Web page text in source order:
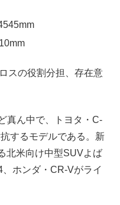
スの役割分担、存在意
真ん中で、トヨタ・C-
するモデルである。新
北米向け中型SUVよば
ホンダ・CR-Vがライ